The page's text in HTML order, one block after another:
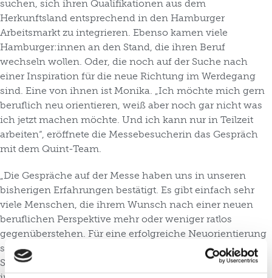
suchen, sich ihren Qualifikationen aus dem
Herkunftsland entsprechend in den Hamburger
Arbeitsmarkt zu integrieren. Ebenso kamen viele
Hamburger:innen an den Stand, die ihren Beruf
wechseln wollen. Oder, die noch auf der Suche nach
einer Inspiration für die neue Richtung im Werdegang
sind. Eine von ihnen ist Monika. „Ich möchte mich gern
beruflich neu orientieren, weiß aber noch gar nicht was
ich jetzt machen möchte. Und ich kann nur in Teilzeit
arbeiten“, eröffnete die Messebesucherin das Gespräch
mit dem Quint-Team.
„Die Gespräche auf der Messe haben uns in unseren
bisherigen Erfahrungen bestätigt. Es gibt einfach sehr
viele Menschen, die ihrem Wunsch nach einer neuen
beruflichen Perspektive mehr oder weniger ratlos
gegenüberstehen. Für eine erfolgreiche Neuorientierung
sind drei Punkte entscheidend: eine gründliche
Selbstreflexion, eine klare Zieldefinition und ein